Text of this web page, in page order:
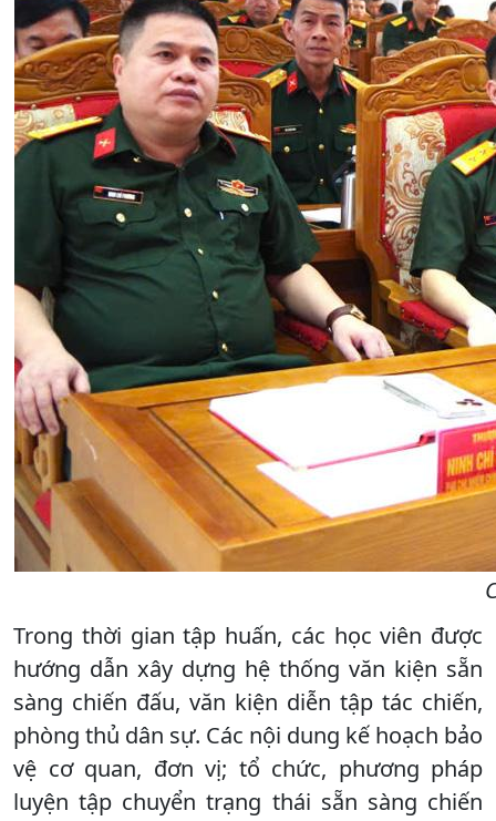
Trong thời gian tập huấn, các học viên được
hướng dẫn xây dựng hệ thống văn kiện sẵn
sàng chiến đấu, văn kiện diễn tập tác chiến,
phòng thủ dân sự. Các nội dung kế hoạch bảo
vệ cơ quan, đơn vị; tổ chức, phương pháp
luyện tập chuyển trạng thái sẵn sàng chiến